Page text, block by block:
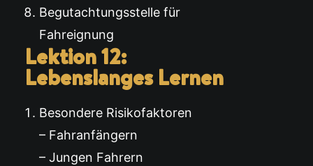
Begutachtungsstelle für
Fahreignung
Lektion 12:
Lebenslanges Lernen
Besondere Risikofaktoren
– Fahranfängern
– Jungen Fahrern